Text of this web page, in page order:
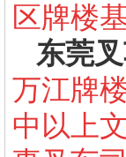
区牌楼
东莞
万江牌
中以上